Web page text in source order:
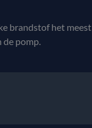
brandstof het meest
de pomp.